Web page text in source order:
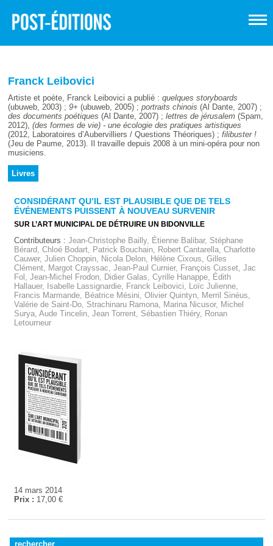
rechercher
Franck Leibovici
Artiste et poète, Franck Leibovici a publié : quelques storyboards
(ubuweb, 2003) ; 9+ (ubuweb, 2005) ; portraits chinois (Al Dante, 2007) ;
des documents poétiques (Al Dante, 2007) ; lettres de jérusalem(Spam,
2012), (des formes de vie) - une écologie des pratiques artistiques
(2012, Laboratoires d’Aubervilliers / Questions Théoriques) ; filibuster !
(Jeu de Paume, 2013). Il travaille depuis 2008 à un mini-opéra pour non
musiciens.
Livres
14 mars 2014
Prix : 17,00 €
CONSIDÉRANT QU’IL EST PLAUSIBLE QUE DE TELS
ÉVÉNEMENTS PUISSENT À NOUVEAU SURVENIR
SUR L’ART MUNICIPAL DE DÉTRUIRE UN BIDONVILLE
Contributeurs : Jean-Christophe Bailly, Étienne Balibar, Stéphane
Bérard, Chloé Bodart, Patrick Bouchain, Robert Cantarella, Charlotte
Cauwer, Julien Choppin, Nicola Delon, Hélène Cixous, Gilles
Clément, Margot Crayssac, Jean-Paul Curnier, François Cusset, Jac
Fol, Jean-Michel Frodon, Didier Galas, Cyrille Hanappe, Édith
Hallauer, Isabelle Lassignardie, Franck Leibovici, Loïc Julienne,
Francis Marmande, Béatrice Mésini, Olivier Quintyn, Merril Sinéus,
Valérie de Saint-Do, Strachinaru Ramona, Marina Nicusor, Michel
Surya, Aude Tincelin, Jean Torrent, Sébastien Thiéry, Ronan
Letourneur